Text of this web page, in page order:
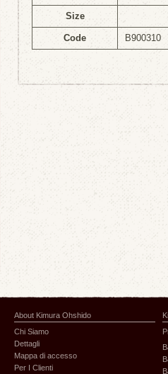
Size
Code B900310
About Kimura Ohshido
Chi Siamo
Dettagli
Mappa di accesso
Per I Clienti